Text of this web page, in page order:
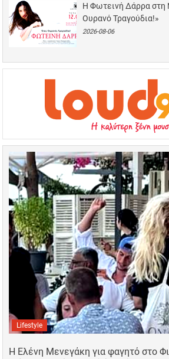
Η Φωτεινή Δάρρα στη
Ουρανό Τραγούδια!»
2026-08-06
Lifestyle
Η Ελένη Μενεγάκη για φαγητό στο